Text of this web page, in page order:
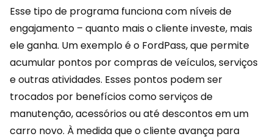
Esse tipo de programa funciona com níveisde
engajamento – quanto mais o cliente investe, mais
ele ganha. Um exemplo é o FordPass, que permite
acumular pontos por compras de veículos, serviços
e outras atividades. Esses pontos podem ser
trocados por benefícios como serviços de
manutenção, acessórios ou até descontos em um
carro novo. À medida que o cliente avança para